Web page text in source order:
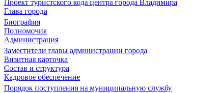
Проект туристского кода центра города Владимира
Глава города
Биография
Полномочия
Администрация
Заместители главы администрации города
Визитная карточка
Состав и структура
Кадровое обеспечение
Порядок поступления на муниципальную службу